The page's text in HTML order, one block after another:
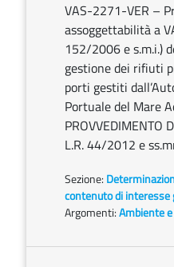
VAS-2271-VER –
assoggettabilità a
152/2006 e s.m.i.)
gestione dei rifiuti
porti gestiti
Portuale del Mare
PROVVEDIMENTO
L.R. 44/2012 e
Sezione:
contenuto di interesse
Argomenti:Ambiente